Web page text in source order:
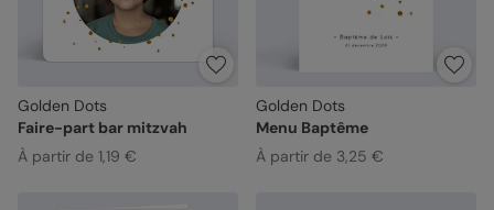
Golden Dots
Faire-part bar mitzvah
À partir de 1,19 €
Golden Dots
Menu Baptême
À partir de 3,25 €